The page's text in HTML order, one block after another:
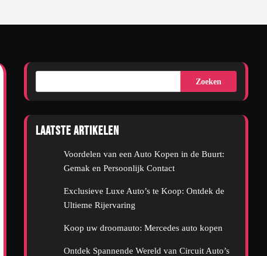
Zoeken
Laatste artikelen
Voordelen van een Auto Kopen in de Buurt:
Gemak en Persoonlijk Contact
Exclusieve Luxe Auto’s te Koop: Ontdek de
Ultieme Rijervaring
Koop uw droomauto: Mercedes auto kopen
Ontdek Spannende Wereld van Circuit Auto’s